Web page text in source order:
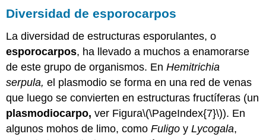
Diversidad de esporocarpos
La diversidad de estructuras esporulantes, o
esporocarpos, ha llevado a muchos a enamorarse
de este grupo de organismos. EnHemitrichia
serpula, el plasmodio se forma en una red de venas
que luego se convierten en estructuras fructíferas (un
plasmodiocarpo, ver Figura\(\PageIndex{7}\)). En
algunos mohos de limo, comoFuligo yLycogala,